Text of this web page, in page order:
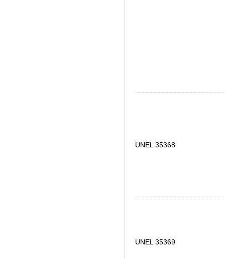
UNEL 35368
UNEL 35369